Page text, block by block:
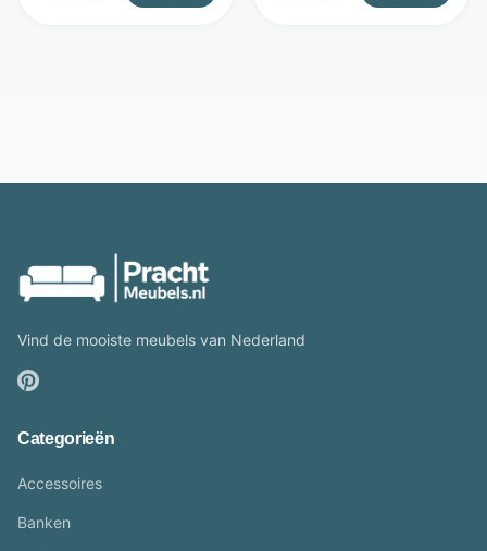
Vind de mooiste meubels van Nederland
Categorieën
Accessoires
Banken